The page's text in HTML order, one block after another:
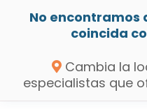
No encontramos
coincida
Cambia la
especialistas que